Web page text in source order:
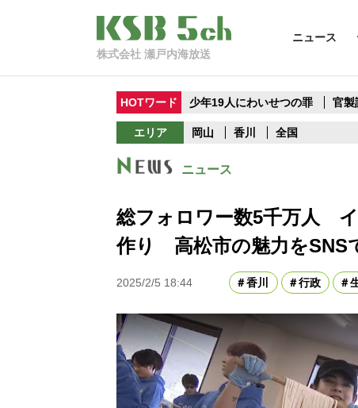
株式会社 瀬戸内海放送
ニュース
HOTワード 少年19人にわいせつの罪 官製
エリア 岡山 香川 全国
ニュース
総フォロワー数5千万人
作り 高松市の魅力をSNS
2025/2/5 18:44 香川 行政